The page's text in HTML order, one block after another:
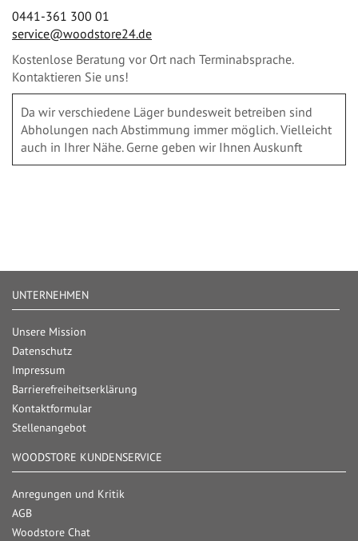
0441-361 300 01
service@woodstore24.de
Kostenlose Beratung vor Ort nach Terminabsprache.
Kontaktieren Sie uns!
Da wir verschiedene Läger bundesweit betreiben sind
Abholungen nach Abstimmung immer möglich. Vielleicht
auch in Ihrer Nähe. Gerne geben wir Ihnen Auskunft
UNTERNEHMEN
Unsere Mission
Datenschutz
Impressum
Barrierefreiheitserklärung
Kontaktformular
Stellenangebot
WOODSTORE KUNDENSERVICE
Anregungen und Kritik
AGB
Woodstore Chat